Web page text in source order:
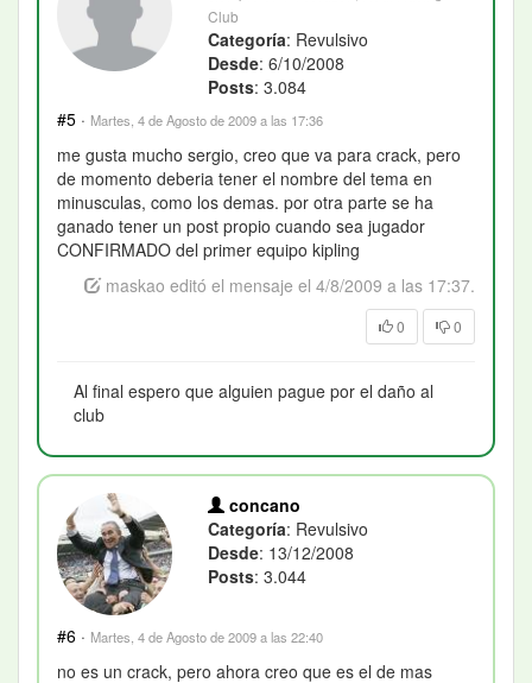
Club
Categoría: Revulsivo
Desde: 6/10/2008
Posts: 3.084
#5 · Martes, 4 de Agosto de 2009 a las 17:36
me gusta mucho sergio, creo que va para crack, pero
de momento deberia tener el nombre del tema en
minusculas, como los demas. por otra parte se ha
ganado tener un post propio cuando sea jugador
CONFIRMADO del primer equipo kipling
maskao editó el mensaje el 4/8/2009 a las 17:37.
0 0
Al final espero que alguien pague por el daño al
club
concano
Categoría: Revulsivo
Desde: 13/12/2008
Posts: 3.044
#6 · Martes, 4 de Agosto de 2009 a las 22:40
no es un crack, pero ahora creo que es el de mas